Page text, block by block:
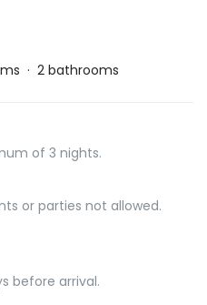
· 2 bathrooms
of 3 nights.
or parties not allowed.
before arrival.